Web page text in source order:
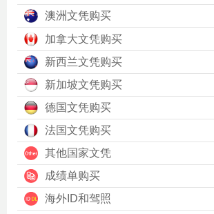
澳洲文凭购买
加拿大文凭购买
新西兰文凭购买
新加坡文凭购买
德国文凭购买
法国文凭购买
其他国家文凭
成绩单购买
海外ID和驾照